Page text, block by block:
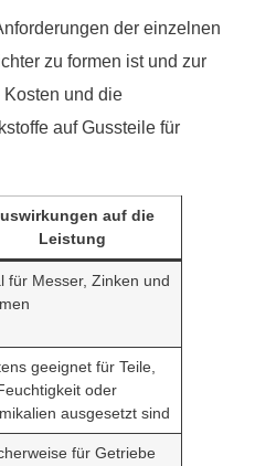
der einzelnen
zu formen ist und zur
und die
auf Gussteile für
auf die
Leistung
für Messer, Zinken und
geeignet für Teile,
oder
ausgesetzt sind
für Getriebe